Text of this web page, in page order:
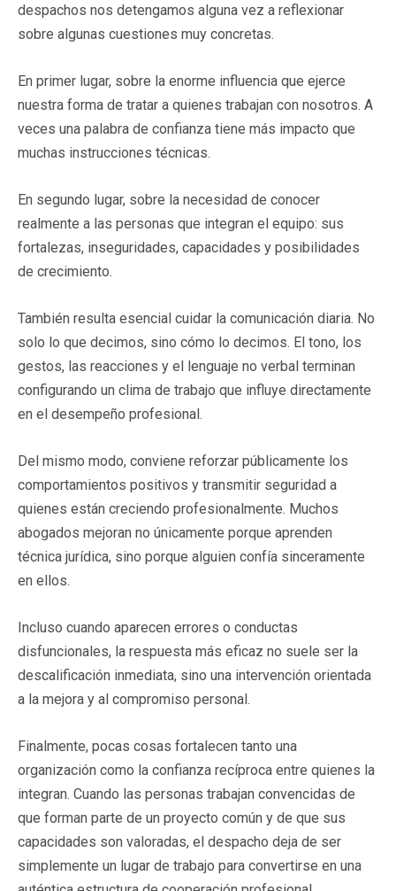
despachos nos detengamos alguna vez a reflexionar
sobre algunas cuestiones muy concretas.
En primer lugar, sobre la enorme influencia que ejerce
nuestra forma de tratar a quienes trabajan con nosotros. A
veces una palabra de confianza tiene más impacto que
muchas instrucciones técnicas.
En segundo lugar, sobre la necesidad de conocer
realmente a las personas que integran el equipo: sus
fortalezas, inseguridades, capacidades y posibilidades
de crecimiento.
También resulta esencial cuidar la comunicación diaria. No
solo lo que decimos, sino cómo lo decimos. El tono, los
gestos, las reacciones y el lenguaje no verbal terminan
configurando un clima de trabajo que influye directamente
en el desempeño profesional.
Del mismo modo, conviene reforzar públicamente los
comportamientos positivos y transmitir seguridad a
quienes están creciendo profesionalmente. Muchos
abogados mejoran no únicamente porque aprenden
técnica jurídica, sino porque alguien confía sinceramente
en ellos.
Incluso cuando aparecen errores o conductas
disfuncionales, la respuesta más eficaz no suele ser la
descalificación inmediata, sino una intervención orientada
a la mejora y al compromiso personal.
Finalmente, pocas cosas fortalecen tanto una
organización como la confianza recíproca entre quienes la
integran. Cuando las personas trabajan convencidas de
que forman parte de un proyecto común y de que sus
capacidades son valoradas, el despacho deja de ser
simplemente un lugar de trabajo para convertirse en una